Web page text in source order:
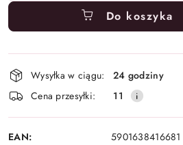
Do koszyka
Dostępność
i
dostawa
Wysyłka w ciągu:
24 godziny
Cena przesyłki:
11
EAN: 5901638416681